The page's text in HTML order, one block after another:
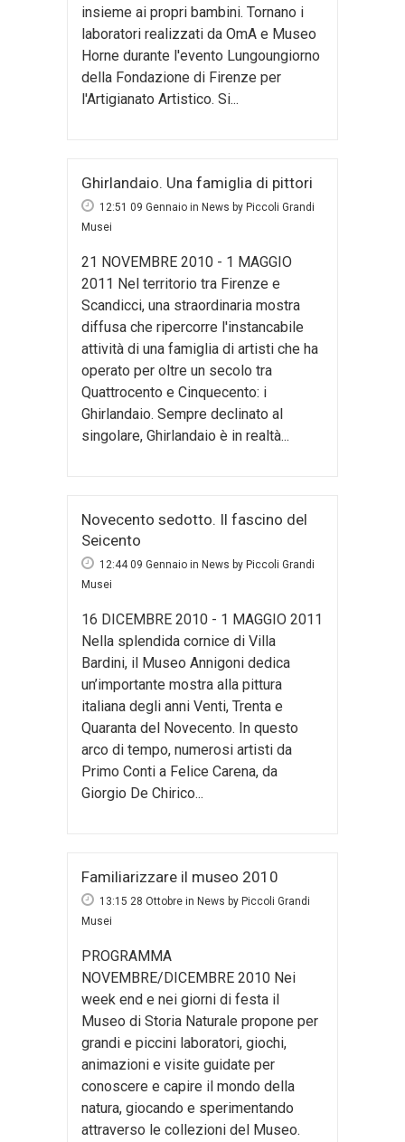
insieme ai propri bambini. Tornano i
laboratori realizzati da OmA e Museo
Horne durante l'evento Lungoungiorno
della Fondazione di Firenze per
l'Artigianato Artistico. Si...
Ghirlandaio. Una famiglia di pittori
12:51 09 Gennaio in News by Piccoli Grandi
Musei
21 NOVEMBRE 2010 - 1 MAGGIO
2011 Nel territorio tra Firenze e
Scandicci, una straordinaria mostra
diffusa che ripercorre l'instancabile
attività di una famiglia di artisti che ha
operato per oltre un secolo tra
Quattrocento e Cinquecento: i
Ghirlandaio. Sempre declinato al
singolare, Ghirlandaio è in realtà...
Novecento sedotto. Il fascino del
Seicento
12:44 09 Gennaio in News by Piccoli Grandi
Musei
16 DICEMBRE 2010 - 1 MAGGIO 2011
Nella splendida cornice di Villa
Bardini, il Museo Annigoni dedica
un’importante mostra alla pittura
italiana degli anni Venti, Trenta e
Quaranta del Novecento. In questo
arco di tempo, numerosi artisti da
Primo Conti a Felice Carena, da
Giorgio De Chirico...
Familiarizzare il museo 2010
13:15 28 Ottobre in News by Piccoli Grandi
Musei
PROGRAMMA
NOVEMBRE/DICEMBRE 2010 Nei
week end e nei giorni di festa il
Museo di Storia Naturale propone per
grandi e piccini laboratori, giochi,
animazioni e visite guidate per
conoscere e capire il mondo della
natura, giocando e sperimentando
attraverso le collezioni del Museo.